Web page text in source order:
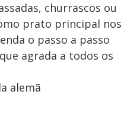
churrascos ou
prato principal nos
o passo a passo
agrada a todos os
alemã